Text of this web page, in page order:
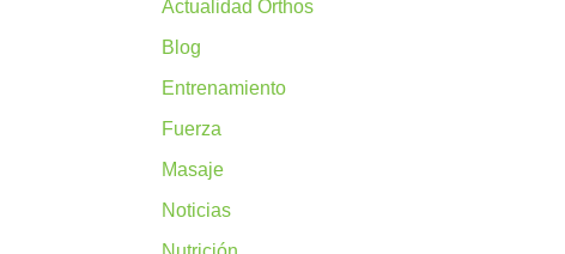
Actualidad Orthos
Blog
Entrenamiento
Fuerza
Masaje
Noticias